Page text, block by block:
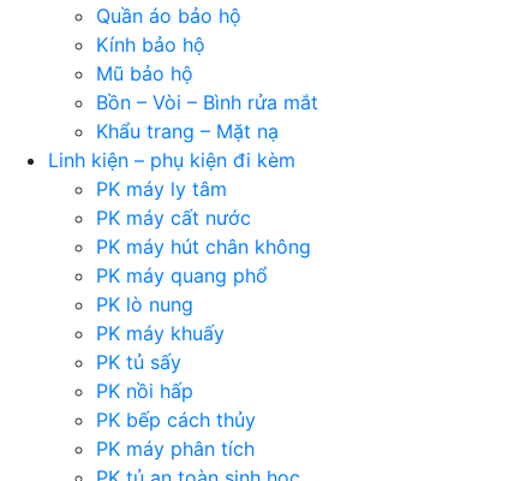
Quần áo bảo hộ
Kính bảo hộ
Mũ bảo hộ
Bồn – Vòi – Bình rửa mắt
Khẩu trang – Mặt nạ
Linh kiện – phụ kiện đi kèm
PK máy ly tâm
PK máy cất nước
PK máy hút chân không
PK máy quang phổ
PK lò nung
PK máy khuấy
PK tủ sấy
PK nồi hấp
PK bếp cách thủy
PK máy phân tích